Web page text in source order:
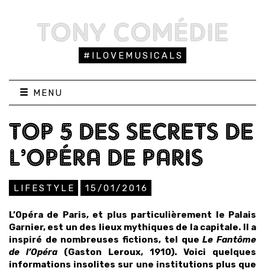
TONY COMÉDIE
#ILOVEMUSICALS
MENU
TOP 5 DES SECRETS DE
L’OPÉRA DE PARIS
LIFESTYLE 15/01/2016
L’Opéra de Paris, et plus particulièrement le Palais
Garnier, est un des lieux mythiques de la capitale. Il a
inspiré de nombreuses fictions, tel queLe Fantôme
de l’Opéra (Gaston Leroux, 1910). Voici quelques
informations insolites sur une institutions plus que